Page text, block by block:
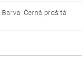
Barva: Černá prošitá